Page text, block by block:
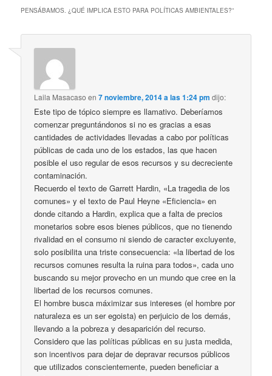
PENSÁBAMOS. ¿QUÉ IMPLICA ESTO PARA POLÍTICAS AMBIENTALES?”
Laila Masacaso en7 noviembre, 2014 a las 1:24 pm dijo:
Este tipo de tópico siempre es llamativo. Deberíamos
comenzar preguntándonos si no es gracias a esas
cantidades de actividades llevadas a cabo por políticas
públicas de cada uno de los estados, las que hacen
posible el uso regular de esos recursos y su decreciente
contaminación.
Recuerdo el texto de Garrett Hardin, «La tragedia de los
comunes» y el texto de Paul Heyne «Eficiencia» en
donde citando a Hardin, explica que a falta de precios
monetarios sobre esos bienes públicos, que no tienendo
rivalidad en el consumo ni siendo de caracter excluyente,
solo posibilita una triste consecuencia: «la libertad de los
recursos comunes resulta la ruina para todos», cada uno
buscando su mejor provecho en un mundo que cree en la
libertad de los recursos comunes.
El hombre busca máximizar sus intereses (el hombre por
naturaleza es un ser egoista) en perjuicio de los demás,
llevando a la pobreza y desaparición del recurso.
Considero que las políticas públicas en su justa medida,
son incentivos para dejar de depravar recursos públicos
que utilizados conscientemente, pueden beneficiar a